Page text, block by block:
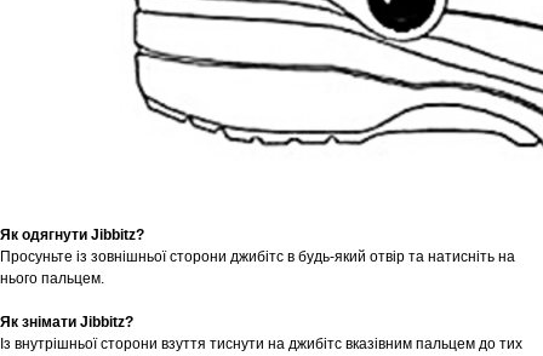
Як одягнути Jibbitz?
Просуньте із зовнішньої сторони джибітс в будь-який отвір та натисніть на
нього пальцем.
Як знімати Jibbitz?
Із внутрішньої сторони взуття тиснути на джибітс вказівним пальцем до тих